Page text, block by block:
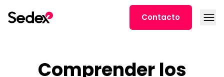
Contacto Abrir
Comprender los